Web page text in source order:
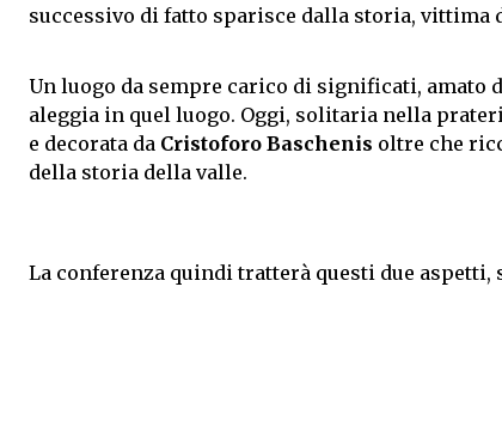
successivo di fatto sparisce dalla storia, vittima
Un luogo da sempre carico di significati, amato
aleggia in quel luogo. Oggi, solitaria nella
e decorata da Cristoforo Baschenis oltre che
della storia della valle.
La conferenza quindi tratterà questi due